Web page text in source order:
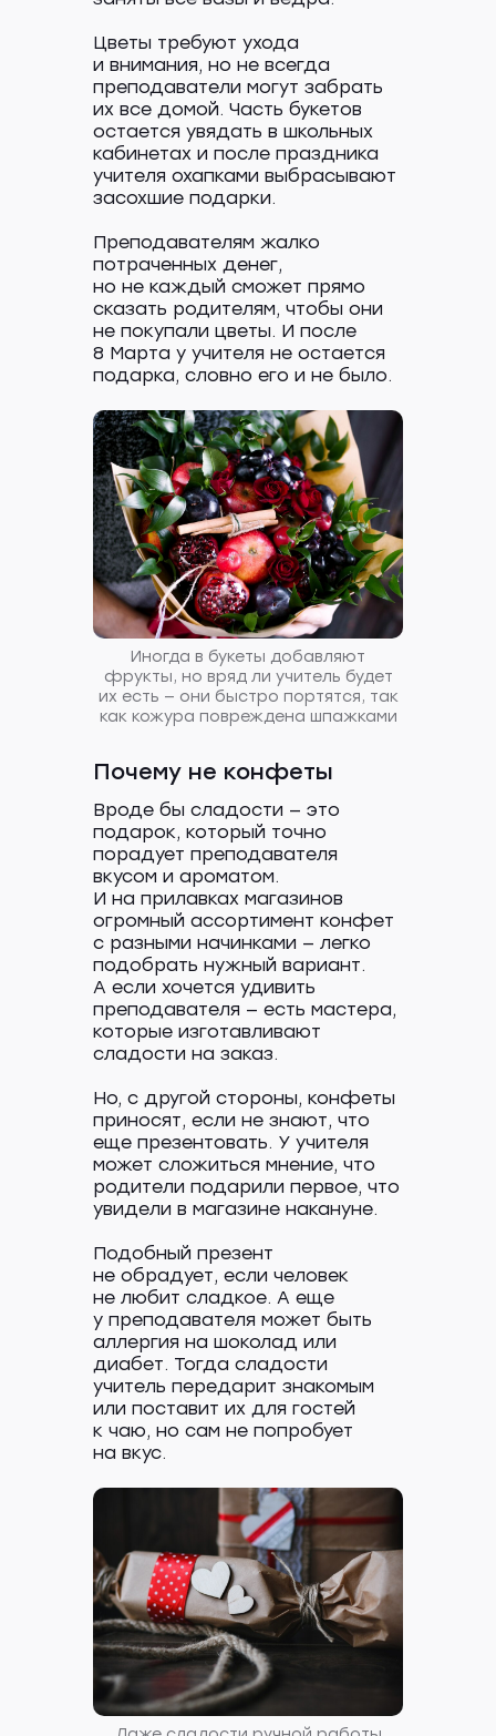
Цветы требуют ухода
и внимания, но не всегда
преподаватели могут забрать
их все домой. Часть букетов
остается увядать в школьных
кабинетах и после праздника
учителя охапками выбрасывают
засохшие подарки.
Преподавателям жалко
потраченных денег,
но не каждый сможет прямо
сказать родителям, чтобы они
не покупали цветы. И после
8 Марта у учителя не остается
подарка, словно его и не было.
Иногда в букеты добавляют
фрукты, но вряд ли учитель будет
их есть — они быстро портятся, так
как кожура повреждена шпажками
Почему не конфеты
Вроде бы сладости — это
подарок, который точно
порадует преподавателя
вкусом и ароматом.
И на прилавках магазинов
огромный ассортимент конфет
с разными начинками — легко
подобрать нужный вариант.
А если хочется удивить
преподавателя — есть мастера,
которые изготавливают
сладости на заказ.
Но, с другой стороны, конфеты
приносят, если не знают, что
еще презентовать. У учителя
может сложиться мнение, что
родители подарили первое, что
увидели в магазине накануне.
Подобный презент
не обрадует, если человек
не любит сладкое. А еще
у преподавателя может быть
аллергия на шоколад или
диабет. Тогда сладости
учитель передарит знакомым
или поставит их для гостей
к чаю, но сам не попробует
на вкус.